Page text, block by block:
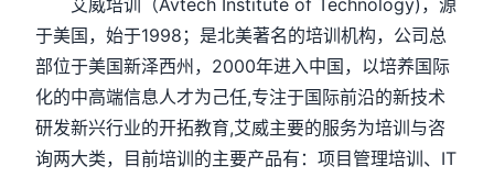
艾威培训（Avtech Institute of Technology)，源
于美国，始于1998；是北美著名的培训机构，公司总
部位于美国新泽西州，2000年进入中国，以培养国际
化的中高端信息人才为己任,专注于国际前沿的新技术
研发新兴行业的开拓教育,艾威主要的服务为培训与咨
询两大类，目前培训的主要产品有：项目管理培训、IT